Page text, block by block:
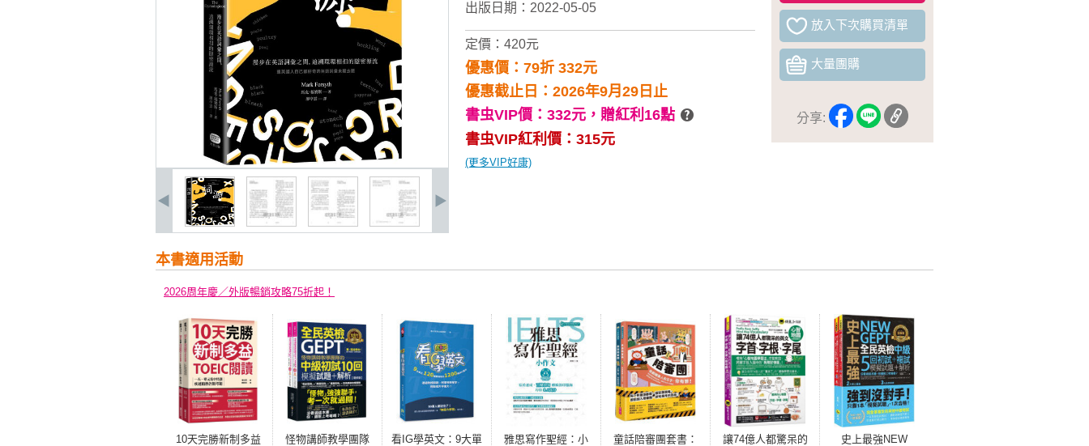
放入下次購買清單
大量團購
分享:
出版日期：2022-05-05
定價：420元
優惠價：79折 332元
優惠截止日：2026年9月29日止
書虫VIP價：332元， 贈紅利16點
書虫VIP紅利價：315元
(更多VIP好康)
本書適用活動
2026周年慶／外版暢銷攻略75折起！
10天完勝新制多益
怪物講師教學團隊
看IG學英文：9大單
雅思寫作聖經：小
童話陪審團套書：
讓74億人都驚呆的
史上最強NEW